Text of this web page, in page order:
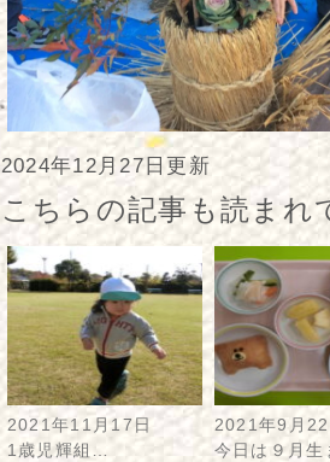
2024年12月27日更新
こちらの記事も読まれ
2021年11月17日
1歳児輝組…
2021年9月22
今日は９月